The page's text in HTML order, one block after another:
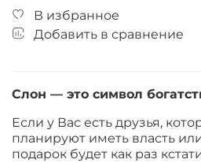
В избранное
Добавить в сравнение
Слон — это символ
Если у Вас есть друзья,
планируют иметь власть или
подарок будет как раз